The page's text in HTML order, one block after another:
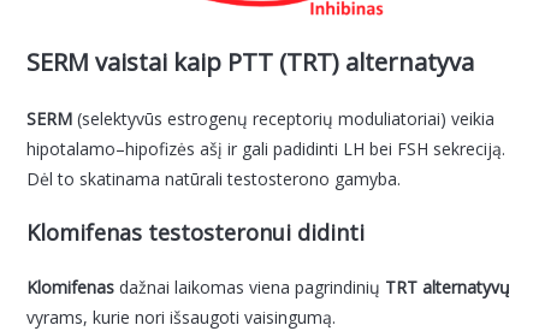
SERM vaistai kaip PTT (TRT) alternatyva
SERM (selektyvūs estrogenų receptorių moduliatoriai) veikia
hipotalamo–hipofizės ašį ir gali padidinti LH bei FSH sekreciją.
Dėl to skatinama natūrali testosterono gamyba.
Klomifenas testosteronui didinti
Klomifenas dažnai laikomas viena pagrindinių TRT alternatyvų
vyrams, kurie nori išsaugoti vaisingumą.